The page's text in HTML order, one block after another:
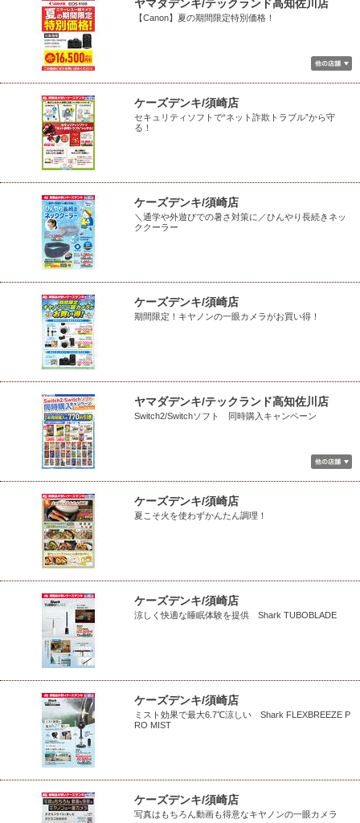
ヤマダデンキ/テックランド高知佐川店
【Canon】夏の期間限定特別価格！
ケーズデンキ/須崎店
セキュリティソフトで“ネット詐欺トラブル”から守
る！
ケーズデンキ/須崎店
＼通学や外遊びでの暑さ対策に／ひんやり長続きネッ
ククーラー
ケーズデンキ/須崎店
期間限定！キヤノンの一眼カメラがお買い得！
ヤマダデンキ/テックランド高知佐川店
Switch2/Switchソフト 同時購入キャンペーン
ケーズデンキ/須崎店
夏こそ火を使わずかんたん調理！
ケーズデンキ/須崎店
涼しく快適な睡眠体験を提供 Shark TUBOBLADE
ケーズデンキ/須崎店
ミスト効果で最大6.7℃涼しい Shark FLEXBREEZE P
RO MIST
ケーズデンキ/須崎店
写真はもちろん動画も得意なキヤノンの一眼カメラ